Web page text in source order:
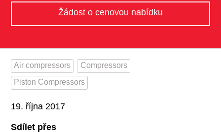
Žádost o cenovou nabídku
Air compressors
Compressors
Piston Compressors
19. října 2017
Sdílet přes